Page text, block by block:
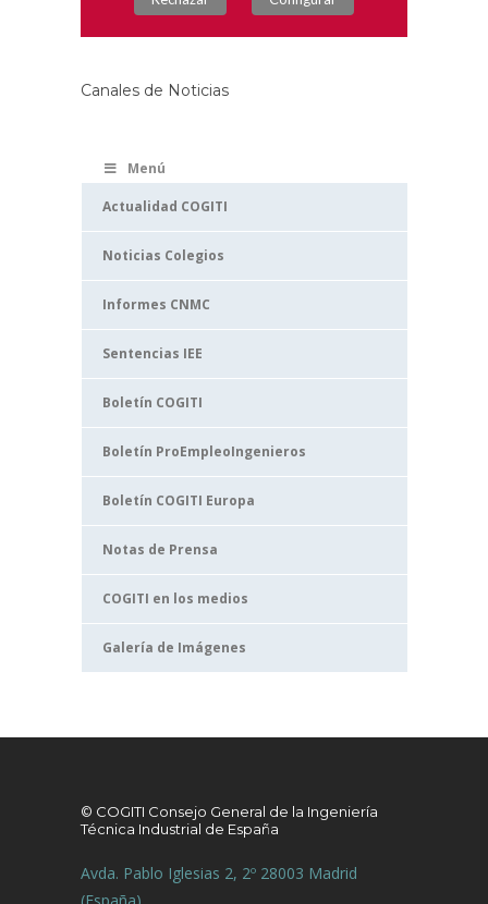
Canales de Noticias
Menú
Actualidad COGITI
Noticias Colegios
Informes CNMC
Sentencias IEE
Boletín COGITI
Boletín ProEmpleoIngenieros
Boletín COGITI Europa
Notas de Prensa
COGITI en los medios
Galería de Imágenes
© COGITI Consejo General de la Ingeniería
Técnica Industrial de España
Avda. Pablo Iglesias 2, 2º 28003 Madrid